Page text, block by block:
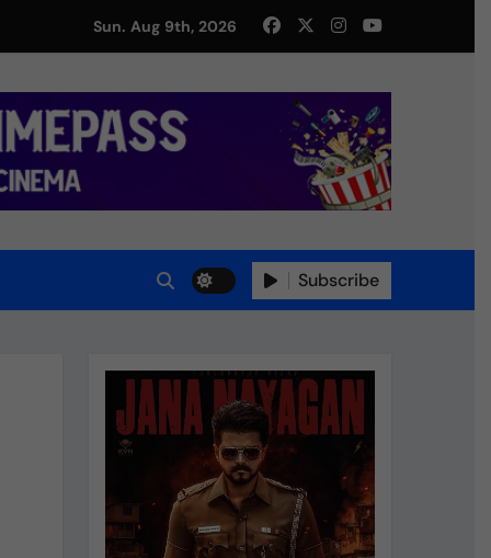
Sun. Aug 9th, 2026
Subscribe